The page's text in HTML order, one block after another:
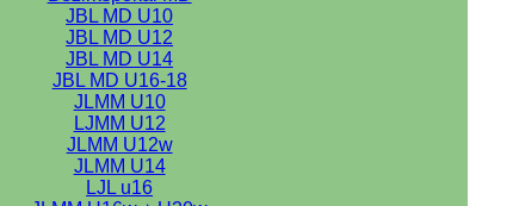
JBL MD U10
JBL MD U12
JBL MD U14
JBL MD U16-18
JLMM U10
LJMM U12
JLMM U12w
JLMM U14
LJL u16